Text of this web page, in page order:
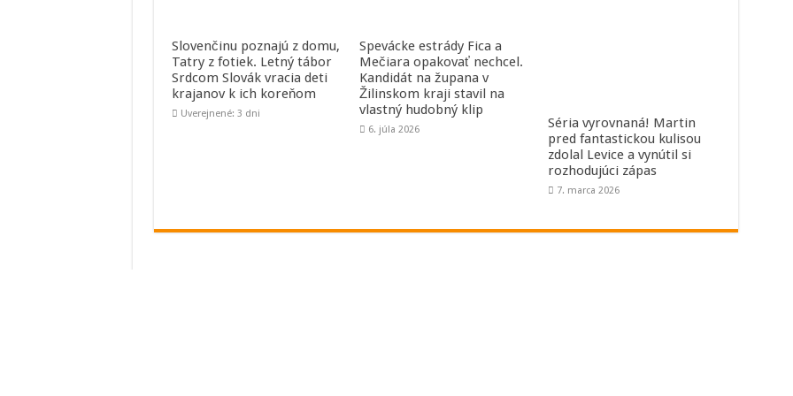
Slovenčinu poznajú z domu,
Tatry z fotiek. Letný tábor
Srdcom Slovák vracia deti
krajanov k ich koreňom
Uverejnené: 3 dni
Spevácke estrády Fica a
Mečiara opakovať nechcel.
Kandidát na župana v
Žilinskom kraji stavil na
vlastný hudobný klip
6. júla 2026
Séria vyrovnaná! Martin
pred fantastickou kulisou
zdolal Levice a vynútil si
rozhodujúci zápas
7. marca 2026